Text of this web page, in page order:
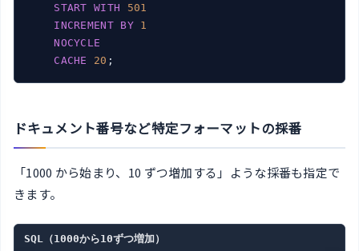
START
WITH
501
INCREMENT
BY
1
NOCYCLE
CACHE
20
ドキュメント番号など特定フォーマットの採番
「1000 から始まり、10 ずつ増加する」ような採番も指定で
きます。
SQL（1000から10ずつ増加）